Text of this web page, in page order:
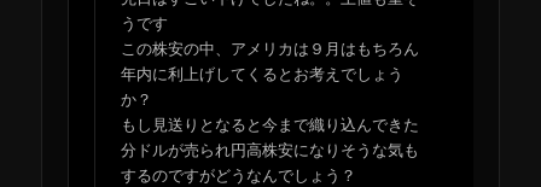
うです
この株安の中、アメリカは９月はもちろん
年内に利上げしてくるとお考えでしょう
か？
もし見送りとなると今まで織り込んできた
分ドルが売られ円高株安になりそうな気も
するのですがどうなんでしょう？